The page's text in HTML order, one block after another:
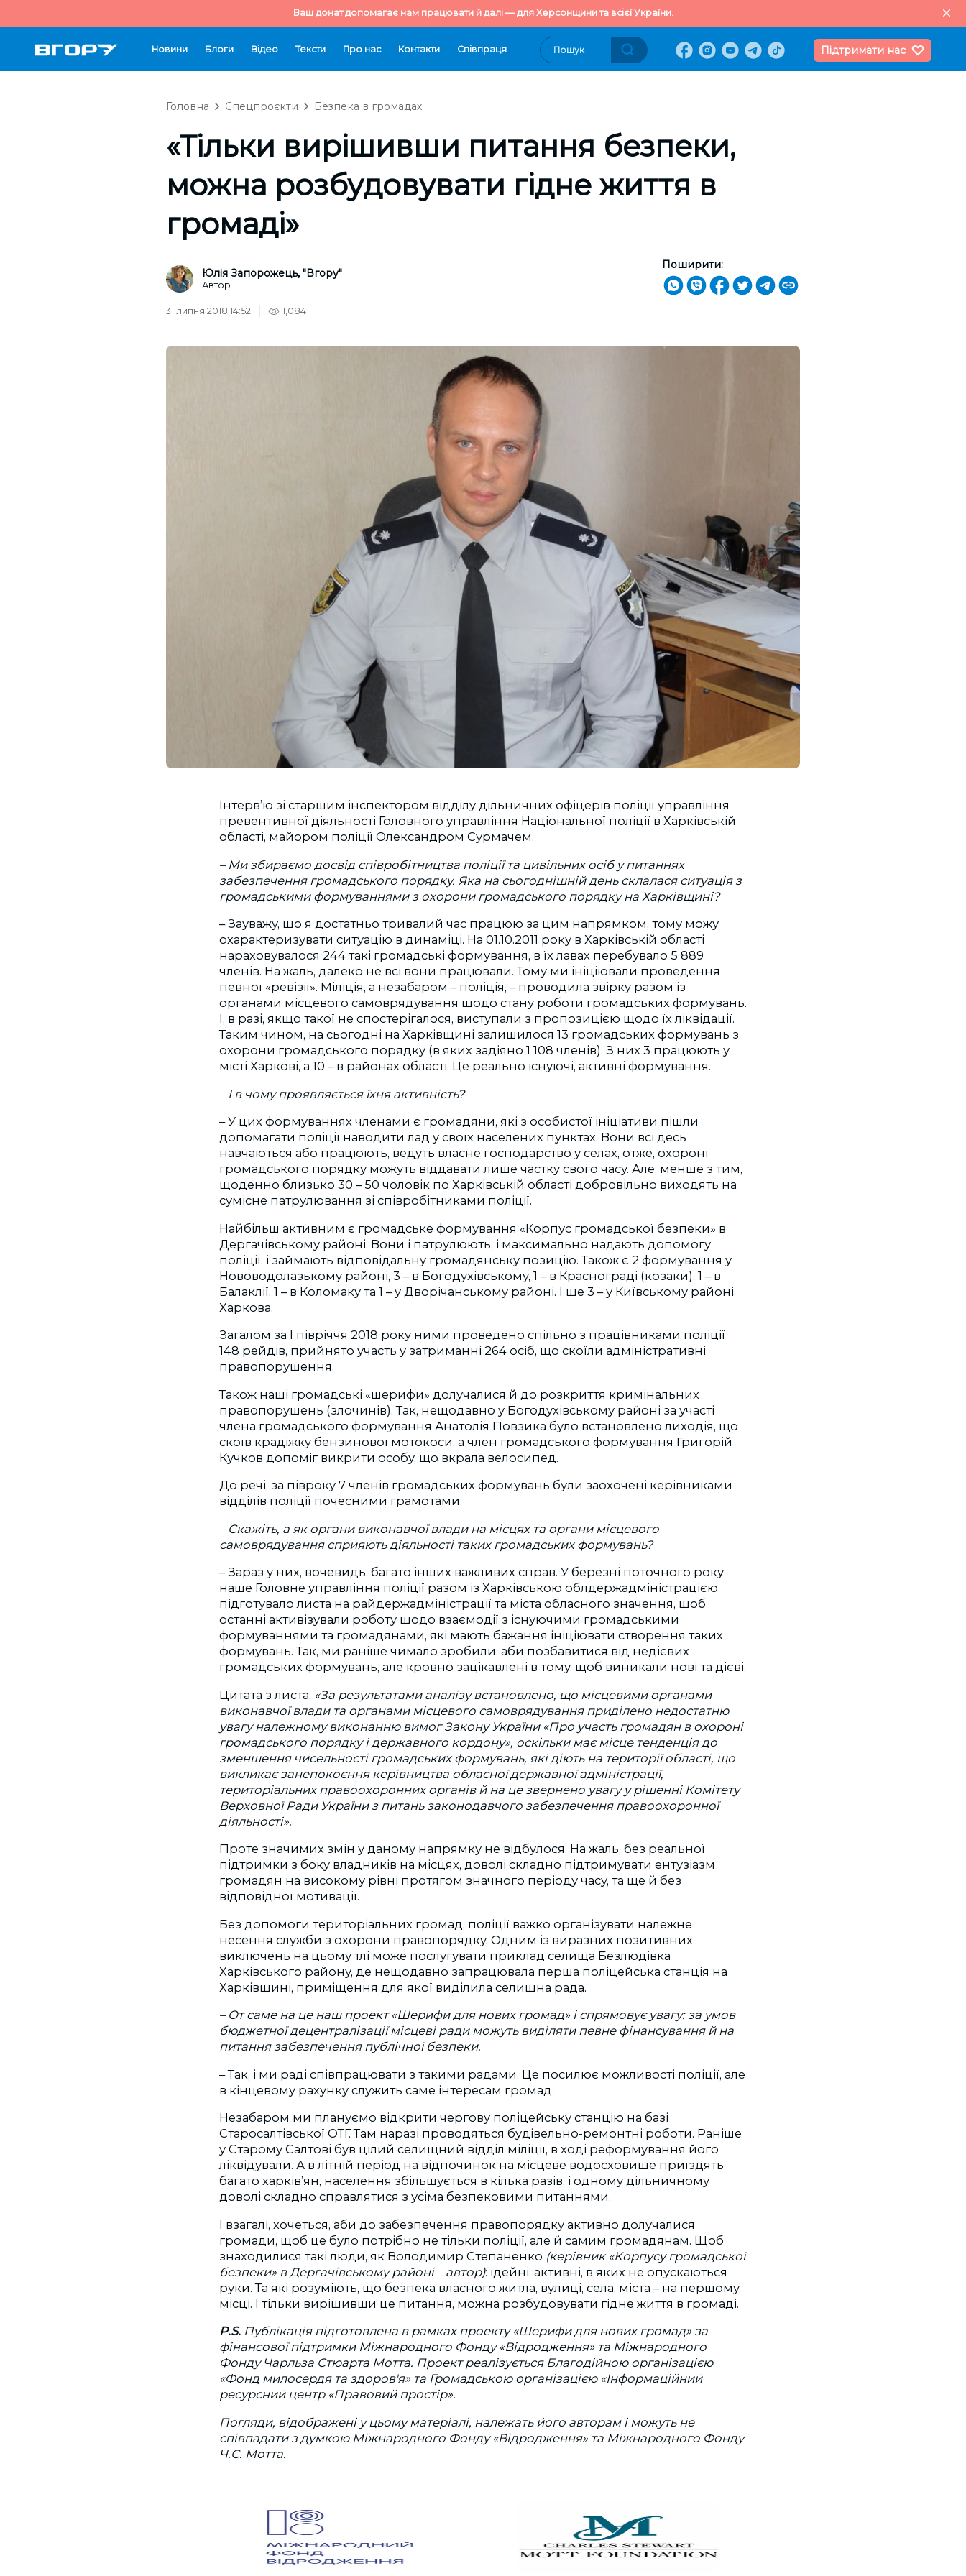
Ваш донат допомагає нам працювати й далі — для Херсонщини та всієї України.
Новини Блоги Відео Тексти Про нас Контакти Cпівпраця Підтримати нас
Головна Спецпроєкти Безпека в громадах
«Тільки вирішивши питання безпеки,
можна розбудовувати гідне життя в
громаді»
Юлія Запорожець, "Вгору"
Автор
Поширити:
31 липня 2018 14:52 1,084
Інтерв’ю зі старшим інспектором відділу дільничних офіцерів поліції управління
превентивної діяльності Головного управління Національної поліції в Харківській
області, майором поліції Олександром Сурмачем.
– Ми збираємо досвід співробітництва поліції та цивільних осіб у питаннях
забезпечення громадського порядку. Яка на сьогоднішній день склалася ситуація з
громадськими формуваннями з охорони громадського порядку на Харківщині?
– Зауважу, що я достатньо тривалий час працюю за цим напрямком, тому можу
охарактеризувати ситуацію в динаміці. На 01.10.2011 року в Харківській області
нараховувалося 244 такі громадські формування, в їх лавах перебувало 5 889
членів. На жаль, далеко не всі вони працювали. Тому ми ініціювали проведення
певної «ревізії». Міліція, а незабаром – поліція, – проводила звірку разом із
органами місцевого самоврядування щодо стану роботи громадських формувань.
І, в разі, якщо такої не спостерігалося, виступали з пропозицією щодо їх ліквідації.
Таким чином, на сьогодні на Харківщині залишилося 13 громадських формувань з
охорони громадського порядку (в яких задіяно 1 108 членів). З них 3 працюють у
місті Харкові, а 10 – в районах області. Це реально існуючі, активні формування.
– І в чому проявляється їхня активність?
– У цих формуваннях членами є громадяни, які з особистої ініціативи пішли
допомагати поліції наводити лад у своїх населених пунктах. Вони всі десь
навчаються або працюють, ведуть власне господарство у селах, отже, охороні
громадського порядку можуть віддавати лише частку свого часу. Але, менше з тим,
щоденно близько 30 – 50 чоловік по Харківській області добровільно виходять на
сумісне патрулювання зі співробітниками поліції.
Найбільш активним є громадське формування «Корпус громадської безпеки» в
Дергачівському районі. Вони і патрулюють, і максимально надають допомогу
поліції, і займають відповідальну громадянську позицію. Також є 2 формування у
Нововодолазькому районі, 3 – в Богодухівському, 1 – в Краснограді (козаки), 1 – в
Балаклії, 1 – в Коломаку та 1 – у Дворічанському районі. І ще 3 – у Київському районі
Харкова.
Загалом за І півріччя 2018 року ними проведено спільно з працівниками поліції
148 рейдів, прийнято участь у затриманні 264 осіб, що скоїли адміністративні
правопорушення.
Також наші громадські «шерифи» долучалися й до розкриття кримінальних
правопорушень (злочинів). Так, нещодавно у Богодухівському районі за участі
члена громадського формування Анатолія Повзика було встановлено лиходія, що
скоїв крадіжку бензинової мотокоси, а член громадського формування Григорій
Кучков допоміг викрити особу, що вкрала велосипед.
До речі, за півроку 7 членів громадських формувань були заохочені керівниками
відділів поліції почесними грамотами.
– Скажіть, а як органи виконавчої влади на місцях та органи місцевого
самоврядування сприяють діяльності таких громадських формувань?
– Зараз у них, вочевидь, багато інших важливих справ. У березні поточного року
наше Головне управління поліції разом із Харківською облдержадміністрацією
підготувало листа на райдержадміністрації та міста обласного значення, щоб
останні активізували роботу щодо взаємодії з існуючими громадськими
формуваннями та громадянами, які мають бажання ініціювати створення таких
формувань. Так, ми раніше чимало зробили, аби позбавитися від недієвих
громадських формувань, але кровно зацікавлені в тому, щоб виникали нові та дієві.
Цитата з листа: «За результатами аналізу встановлено, що місцевими органами
виконавчої влади та органами місцевого самоврядування приділено недостатню
увагу належному виконанню вимог Закону України «Про участь громадян в охороні
громадського порядку і державного кордону», оскільки має місце тенденція до
зменшення чисельності громадських формувань, які діють на території області, що
викликає занепокоєння керівництва обласної державної адміністрації,
територіальних правоохоронних органів й на це звернено увагу у рішенні Комітету
Верховної Ради України з питань законодавчого забезпечення правоохоронної
діяльності».
Проте значимих змін у даному напрямку не відбулося. На жаль, без реальної
підтримки з боку владників на місцях, доволі складно підтримувати ентузіазм
громадян на високому рівні протягом значного періоду часу, та ще й без
відповідної мотивації.
Без допомоги територіальних громад, поліції важко організувати належне
несення служби з охорони правопорядку. Одним із виразних позитивних
виключень на цьому тлі може послугувати приклад селища Безлюдівка
Харківського району, де нещодавно запрацювала перша поліцейська станція на
Харківщині, приміщення для якої виділила селищна рада.
– От саме на це наш проект «Шерифи для нових громад» і спрямовує увагу: за умов
бюджетної децентралізації місцеві ради можуть виділяти певне фінансування й на
питання забезпечення публічної безпеки.
– Так, і ми раді співпрацювати з такими радами. Це посилює можливості поліції, але
в кінцевому рахунку служить саме інтересам громад.
Незабаром ми плануємо відкрити чергову поліцейську станцію на базі
Старосалтівської ОТГ. Там наразі проводяться будівельно-ремонтні роботи. Раніше
у Старому Салтові був цілий селищний відділ міліції, в ході реформування його
ліквідували. А в літній період на відпочинок на місцеве водосховище приїздять
багато харків’ян, населення збільшується в кілька разів, і одному дільничному
доволі складно справлятися з усіма безпековими питаннями.
І взагалі, хочеться, аби до забезпечення правопорядку активно долучалися
громади, щоб це було потрібно не тільки поліції, але й самим громадянам. Щоб
знаходилися такі люди, як Володимир Степаненко (керівник «Корпусу громадської
безпеки» в Дергачівському районі – автор): ідейні, активні, в яких не опускаються
руки. Та які розуміють, що безпека власного житла, вулиці, села, міста – на першому
місці. І тільки вирішивши це питання, можна розбудовувати гідне життя в громаді.
P.S. Публікація підготовлена ​​в рамках проекту «Шерифи для нових громад» за
фінансової підтримки Міжнародного Фонду «Відродження» та Міжнародного
Фонду Чарльза Стюарта Мотта. Проект реалізується Благодійною організацією
«Фонд милосердя та здоров'я» та Громадською організацією «Інформаційний
ресурсний центр «Правовий простір».
Погляди, відображені у цьому матеріалі, належать його авторам і можуть не
співпадати з думкою Міжнародного Фонду «Відродження» та Міжнародного Фонду
Ч.С. Мотта.